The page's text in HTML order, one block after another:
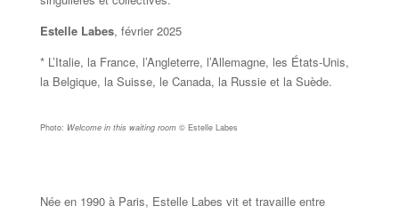
Estelle Labes, février 2025
* L’Italie, la France, l’Angleterre, l’Allemagne, les États-Unis,
la Belgique, la Suisse, le Canada, la Russie et la Suède.
Photo: Welcome in this waiting room © Estelle Labes
Née en 1990 à Paris, Estelle Labes vit et travaille entre